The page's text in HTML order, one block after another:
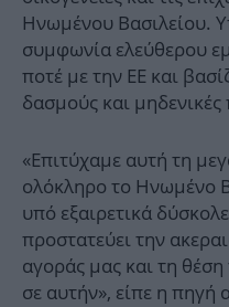
Ηνωμένου Βασιλείου.
συμφωνία ελεύθερου
ποτέ με την ΕΕ και
δασμούς και
«Επιτύχαμε αυτή τη
ολόκληρο το Ηνωμένο
υπό εξαιρετικά
προστατεύει την
αγοράς μας και τη
σε αυτήν», είπε η πηγή